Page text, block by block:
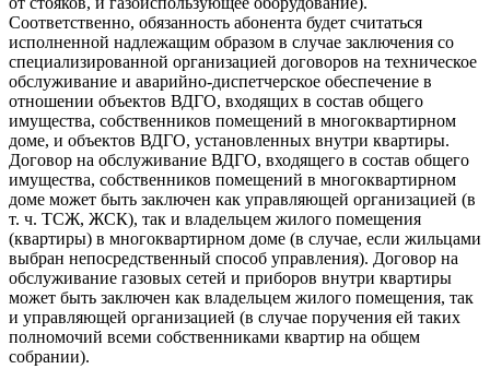
Соответственно, обязанность абонента будет считаться
исполненной надлежащим образом в случае заключения со
специализированной организацией договоров на техническое
обслуживание и аварийно-диспетчерское обеспечение в
отношении объектов ВДГО, входящих в состав общего
имущества, собственников помещений в многоквартирном
доме, и объектов ВДГО, установленных внутри квартиры.
Договор на обслуживание ВДГО, входящего в состав общего
имущества, собственников помещений в многоквартирном
доме может быть заключен как управляющей организацией (в
т. ч. ТСЖ, ЖСК), так и владельцем жилого помещения
(квартиры) в многоквартирном доме (в случае, если жильцами
выбран непосредственный способ управления). Договор на
обслуживание газовых сетей и приборов внутри квартиры
может быть заключен как владельцем жилого помещения, так
и управляющей организацией (в случае поручения ей таких
полномочий всеми собственниками квартир на общем
собрании).